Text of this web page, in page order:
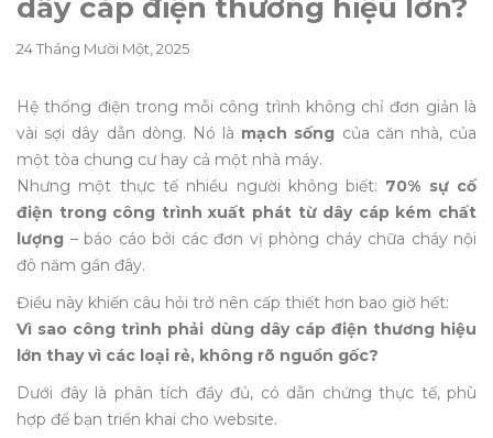
dây cáp điện thương hiệu lớn?
24 Tháng Mười Một, 2025
Hệ thống điện trong mỗi công trình không chỉ đơn giản là
vài sợi dây dẫn dòng. Nó là mạch sống của căn nhà, của
một tòa chung cư hay cả một nhà máy.
Nhưng một thực tế nhiều người không biết: 70% sự cố
điện trong công trình xuất phát từ dây cáp kém chất
lượng – báo cáo bởi các đơn vị phòng cháy chữa cháy nội
đô năm gần đây.
Điều này khiến câu hỏi trở nên cấp thiết hơn bao giờ hết:
Vì sao công trình phải dùng dây cáp điện thương hiệu
lớn thay vì các loại rẻ, không rõ nguồn gốc?
Dưới đây là phân tích đầy đủ, có dẫn chứng thực tế, phù
hợp để bạn triển khai cho website.